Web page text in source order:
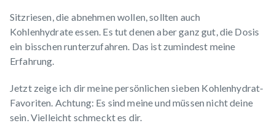
Sitzriesen, die abnehmen wollen, sollten auch
Kohlenhydrate essen. Es tut denen aber ganz gut, die Dosis
ein bisschen runterzufahren. Das ist zumindest meine
Erfahrung.
Jetzt zeige ich dir meine persönlichen sieben Kohlenhydrat-
Favoriten. Achtung: Es sind meine und müssen nicht deine
sein. Vielleicht schmeckt es dir.